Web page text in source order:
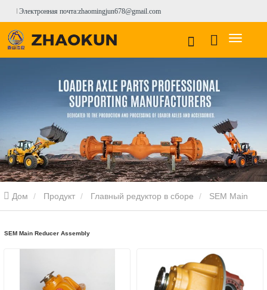
Электронная почта:zhaomingjun678@gmail.com
Дом Продукт Главный редуктор в сборе
SEM Main Reducer Assembly